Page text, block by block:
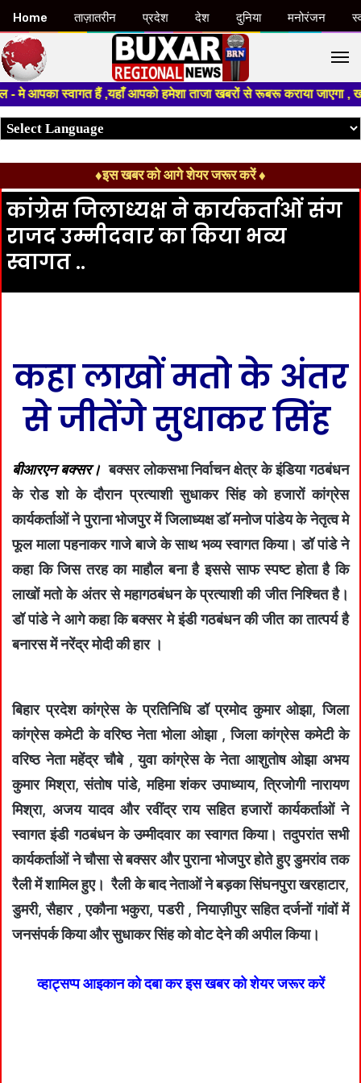
स्वागत हैं ,यहाँ आपको हमेशा ताजा खबरों से रूबरू कराया जाएगा ,
♦इस खबर को आगे शेयर जरूर करें ♦
कांग्रेस जिलाध्यक्ष ने कार्यकर्ताओं संग
राजद उम्मीदवार का किया भव्य
स्वागत ..
कहा लाखों मतो के अंतर
से जीतेंगे सुधाकर सिंह
बीआरएन बक्सर।बक्सर लोकसभा निर्वाचन क्षेत्र के इंडिया गठबंधन
के रोड शो के दौरान प्रत्याशी सुधाकर सिंह को हजारों कांग्रेस
कार्यकर्ताओं ने पुराना भोजपुर में जिलाध्यक्ष डाॅ मनोज पांडेय के नेतृत्व मे
फूल माला पहनाकर गाजे बाजे के साथ भव्य स्वागत किया। डॉ पांडे ने
कहा कि जिस तरह का माहौल बना है इससे साफ स्पष्ट होता है कि
लाखों मतो के अंतर से महागठबंधन के प्रत्याशी की जीत निश्चित है।
डॉ पांडे ने आगे कहा कि बक्सर मे इंडी गठबंधन की जीत का तात्पर्य है
बनारस में नरेंद्र मोदी की हार ।
बिहार प्रदेश कांग्रेस के प्रतिनिधि डॉ प्रमोद कुमार ओझा, जिला
कांग्रेस कमेटी के वरिष्ठ नेता भोला ओझा , जिला कांग्रेस कमेटी के
वरिष्ठ नेता महेंद्र चौबे , युवा कांग्रेस के नेता आशुतोष ओझा अभय
कुमार मिश्रा, संतोष पांडे, महिमा शंकर उपाध्याय, त्रिजोगी नारायण
मिश्रा, अजय यादव और रवींद्र राय सहित हजारों कार्यकर्ताओं ने
स्वागत इंडी गठबंधन के उम्मीदवार का स्वागत किया। तदुपरांत सभी
कार्यकर्ताओं ने चौसा से बक्सर और पुराना भोजपुर होते हुए डुमरांव तक
रैली में शामिल हुए। रैली के बाद नेताओं ने बड़का सिंघनपुरा खरहाटार,
डुमरी, सैहार , एकौना भकुरा, पडरी , नियाज़ीपुर सहित दर्जनों गांवों में
जनसंपर्क किया और सुधाकर सिंह को वोट देने की अपील किया।
व्हाट्सप्प आइकान को दबा कर इस खबर को शेयर जरूर करें
Home ताज़ातरीन प्रदेश देश दुनिया मनोरंजन